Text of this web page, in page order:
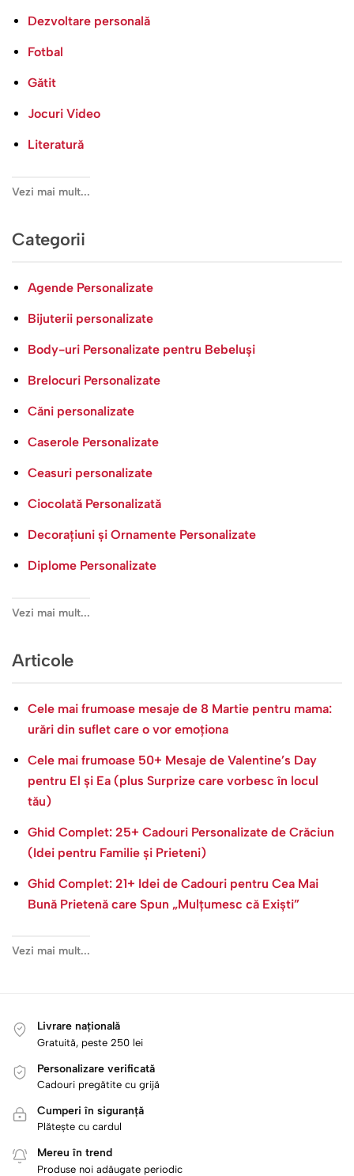
Dezvoltare personală
Fotbal
Gătit
Jocuri Video
Literatură
Vezi mai mult...
Categorii
Agende Personalizate
Bijuterii personalizate
Body-uri Personalizate pentru Bebeluși
Brelocuri Personalizate
Căni personalizate
Caserole Personalizate
Ceasuri personalizate
Ciocolată Personalizată
Decorațiuni și Ornamente Personalizate
Diplome Personalizate
Vezi mai mult...
Articole
Cele mai frumoase mesaje de 8 Martie pentru mama:
urări din suflet care o vor emoționa
Cele mai frumoase 50+ Mesaje de Valentine’s Day
pentru El și Ea (plus Surprize care vorbesc în locul
tău)
Ghid Complet: 25+ Cadouri Personalizate de Crăciun
(Idei pentru Familie și Prieteni)
Ghid Complet: 21+ Idei de Cadouri pentru Cea Mai
Bună Prietenă care Spun „Mulțumesc că Exiști”
Vezi mai mult...
Livrare națională
Gratuită, peste 250 lei
Personalizare verificată
Cadouri pregătite cu grijă
Cumperi în siguranță
Plătește cu cardul
Mereu în trend
Produse noi adăugate periodic